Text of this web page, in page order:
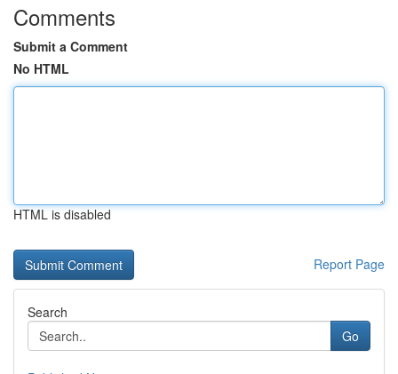
Comments
Submit a Comment
No HTML
HTML is disabled
Report Page
Search
Go